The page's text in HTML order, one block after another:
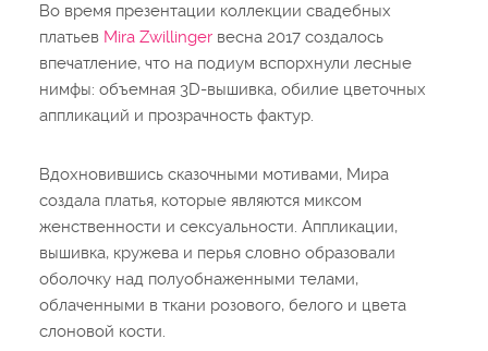
Во время презентации коллекции свадебных
платьев Mira Zwillinger весна 2017 создалось
впечатление, что на подиум вспорхнули лесные
нимфы: объемная 3D-вышивка, обилие цветочных
аппликаций и прозрачность фактур.
Вдохновившись сказочными мотивами, Мира
создала платья, которые являются миксом
женственности и сексуальности. Аппликации,
вышивка, кружева и перья словно образовали
оболочку над полуобнаженными телами,
облаченными в ткани розового, белого и цвета
слоновой кости.